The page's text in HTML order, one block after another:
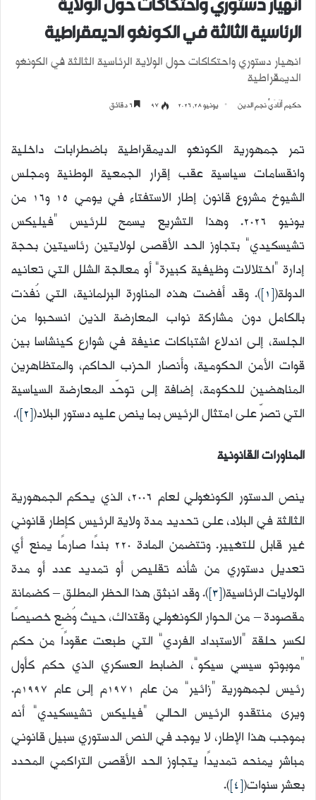
انهيار دستوري واحتكاكات حول الولاية
الرئاسية الثالثة في الكونغو الديمقراطية
انهيار دستوري واحتكاكات حول الولاية الرئاسية الثالثة في الكونغو
الديمقراطية
حكيم أَلَادَيْ نجم الدين يونيو 28, 2026 97
تمر جمهورية الكونغو الديمقراطية باضطرابات داخلية
وانقسامات سياسية عقب إقرار الجمعية الوطنية ومجلس
الشيوخ مشروع قانون إطار الاستفتاء في يومي 15 و16 من
يونيو 2026. وهذا التشريع يسمح للرئيس “فيليكس
تشيسكيدي” بتجاوز الحد الأقصى لولايتين رئاسيتين بحجة
إدارة “اختلالات وظيفية كبيرة” أو معالجة الشلل التي تعانيه
الدولة([1] ). وقد أفضت هذه المناورة البرلمانية، التي نُفذت
بالكامل دون مشاركة نواب المعارضة الذين انسحبوا من
الجلسة، إلى اندلاع اشتباكات عنيفة في شوارع كينشاسا بين
قوات الأمن الحكومية، وأنصار الحزب الحاكم، والمتظاهرين
المناهضين للحكومة، إضافة إلى توحّد المعارضة السياسية
التي تصرّ على امتثال الرئيس بما ينص عليه دستور البلاد([2]
).
المناورات القانونية
ينص الدستور الكونغولي لعام 2006، الذي يحكم الجمهورية
الثالثة في البلاد، على تحديد مدة ولاية الرئيس كإطار قانوني
غير قابل للتغيير. وتتضمن المادة 220 بندًا صارمًا يمنع أي
تعديل دستوري من شأنه تقليص أو تمديد عدد أو مدة
الولايات الرئاسية([3] ). وقد انبثق هذا الحظر المطلق – كضمانة
مقصودة – من الحوار الكونغولي وقتذاك، حيث وُضِع خصيصًا
لكسر حلقة “الاستبداد الفردي” التي طبعت عقودًا من حكم
“موبوتو سيسي سيكو”، الضابط العسكري الذي حكم كأول
رئيس لجمهورية “زائير” من عام 1971م إلى عام
1997م.
ويرى منتقدو الرئيس الحالي “فيليكس تشيسكيدي” أنه
بموجب هذا الإطار، لا يوجد في النص الدستوري سبيل قانوني
مباشر يمنحه تمديدًا يتجاوز الحد الأقصى التراكمي المحدد
بعشر سنوات([4]
).